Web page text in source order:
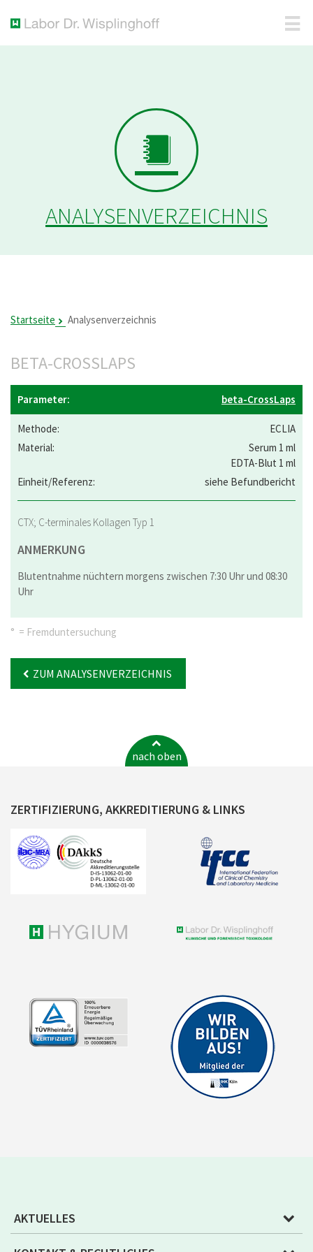
ANALYSENVERZEICHNIS
Startseite Analysenverzeichnis
BETA-CROSSLAPS
beta-CrossLaps
ECLIA
Serum 1 ml
EDTA-Blut 1 ml
siehe Befundbericht
CTX; C-terminales Kollagen Typ 1
ANMERKUNG
Blutentnahme nüchtern morgens zwischen 7:30 Uhr und 08:30
Uhr
° = Fremduntersuchung
ZUM ANALYSENVERZEICHNIS
nach oben
ZERTIFIZIERUNG, AKKREDITIERUNG & LINKS
AKTUELLES